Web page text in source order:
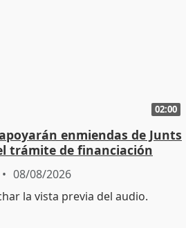
02:00
enmiendas de Junts
trámite de financiación
08/08/2026